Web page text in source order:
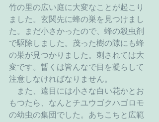
竹の里の広い庭に大変なことが起こり
ました。玄関先に蜂の巣を見つけまし
た。まだ小さかったので、蜂の殺虫剤
で駆除しました。茂った樹の隙にも蜂
の巣が見つかりました。刺されては大
変です。暫くは皆んなで目を凝らして
注意しなければなりません。
また、遠目には小さな白い花かとお
もつたら、なんとチユウゴクハゴロモ
の幼虫の集団でした。あちこちと広範